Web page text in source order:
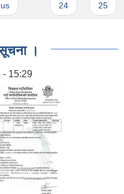
…
।
- 15:29